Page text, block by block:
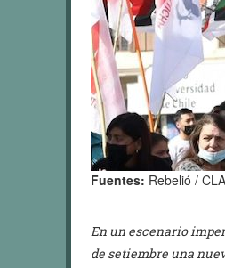
Fuentes: Rebelió /
En un escenario
de setiembre una